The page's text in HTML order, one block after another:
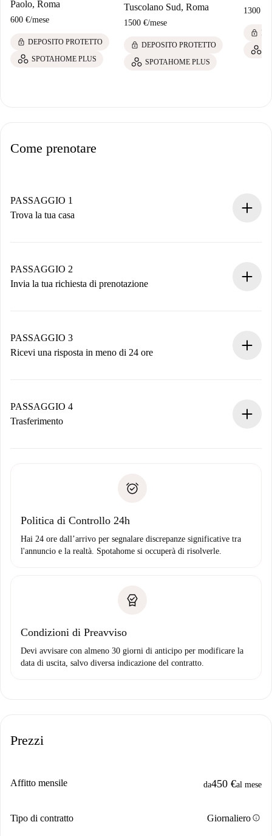
Paolo, Roma
600 €/mese
lock DEPOSITO PROTETTO
SPOTAHOME PLUS
Tuscolano Sud, Roma
1500 €/mese
lock DEPOSITO PROTETTO
SPOTAHOME PLUS
1300 €
lock
Come prenotare
PASSAGGIO 1
Trova la tua casa
Hai tutte le informazioni necessarie in anticipo.
PASSAGGIO 2
Invia la tua richiesta di prenotazione
non accetta.
PASSAGGIO 3
Ricevi una risposta in meno di 24 ore
contatto con il proprietario.
Se rifiutata: non ti addebiteremo nulla e ti proporremo
Domiciliazione del pagamento
PASSAGGIO 4
Trasferimento
solo se non segnali problemi.
Politica di Controllo 24h
Hai 24 ore dall’arrivo per segnalare discrepanze significative tra
l'annuncio e la realtà. Spotahome si occuperà di risolverle.
Condizioni di Preavviso
Devi avvisare con almeno 30 giorni di anticipo per modificare la
data di uscita, salvo diversa indicazione del contratto.
Prezzi
Affitto mensile da450 €al mese
Tipo di contratto Giornalieroinfo